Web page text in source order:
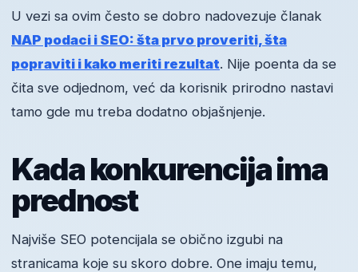
U vezi sa ovim često se dobro nadovezuje članak
NAP podaci i SEO: šta prvo proveriti, šta
popraviti i kako meriti rezultat. Nije poenta da se
čita sve odjednom, već da korisnik prirodno nastavi
tamo gde mu treba dodatno objašnjenje.
Kada konkurencija ima
prednost
Najviše SEO potencijala se obično izgubi na
stranicama koje su skoro dobre. One imaju temu,